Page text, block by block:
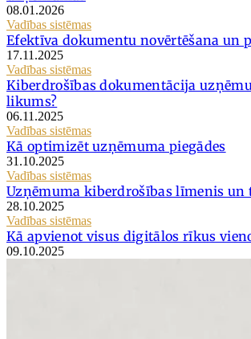
08.01.2026
Vadības sistēmas
Efektīva dokumentu novērtēšana un
17.11.2025
Vadības sistēmas
Kiberdrošības dokumentācija
likums?
06.11.2025
Vadības sistēmas
Kā optimizēt uzņēmuma piegādes
31.10.2025
Vadības sistēmas
Uzņēmuma kiberdrošības līmenis un
28.10.2025
Vadības sistēmas
Kā apvienot visus digitālos rīkus
09.10.2025